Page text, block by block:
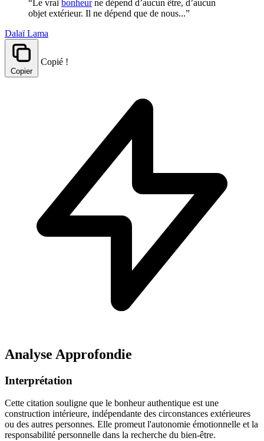
“Le vrai bonheurne dépend d’aucun être, d’aucun
objet extérieur. Il ne dépend que de nous...”
Dalaï Lama
Copier
Copié !
Analyse Approfondie
Interprétation
Cette citation souligne que le bonheur authentique est une
construction intérieure, indépendante des circonstances extérieures
ou des autres personnes. Elle promeut l'autonomie émotionnelle et la
responsabilité personnelle dans la recherche du bien-être.